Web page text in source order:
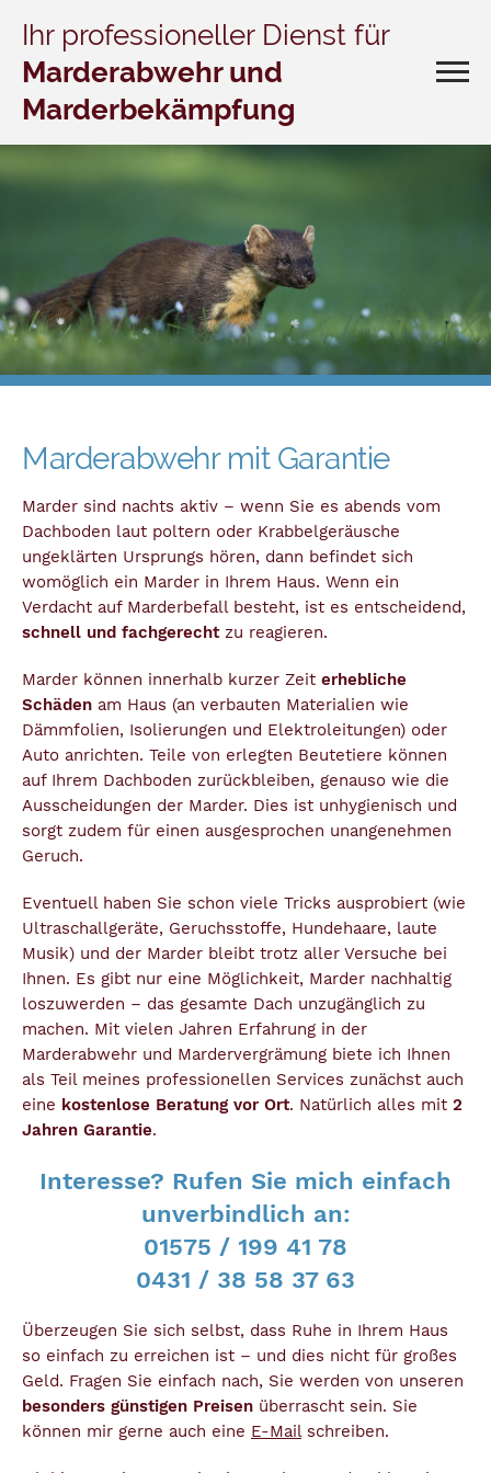
Ihr professioneller Dienst für
Marderabwehr und
Marderbekämpfung
Marderabwehr mit Garantie
Marder sind nachts aktiv – wenn Sie es abends vom
Dachboden laut poltern oder Krabbelgeräusche
ungeklärten Ursprungs hören, dann befindet sich
womöglich ein Marder in Ihrem Haus. Wenn ein
Verdacht auf Marderbefall besteht, ist es entscheidend,
schnell und fachgerechtzu reagieren.
Marder können innerhalb kurzer Zeit erhebliche
Schäden am Haus (an verbauten Materialien wie
Dämmfolien, Isolierungen und Elektroleitungen) oder
Auto anrichten. Teile von erlegten Beutetiere können
auf Ihrem Dachboden zurückbleiben, genauso wie die
Ausscheidungen der Marder. Dies ist unhygienisch und
sorgt zudem für einen ausgesprochen unangenehmen
Geruch.
Eventuell haben Sie schon viele Tricks ausprobiert (wie
Ultraschallgeräte, Geruchsstoffe, Hundehaare, laute
Musik) und der Marder bleibt trotz aller Versuche bei
Ihnen. Es gibt nur eine Möglichkeit, Marder nachhaltig
loszuwerden – das gesamte Dach unzugänglich zu
machen. Mit vielen Jahren Erfahrung in der
Marderabwehr und Mardervergrämung biete ich Ihnen
als Teil meines professionellen Services zunächst auch
eine kostenlose Beratung vor Ort. Natürlich alles mit 2
Jahren Garantie.
Interesse? Rufen Sie mich einfach
unverbindlich an:
01575 / 199 41 78
0431 / 38 58 37 63
Überzeugen Sie sich selbst, dass Ruhe in Ihrem Haus
so einfach zu erreichen ist – und dies nicht für großes
Geld. Fragen Sie einfach nach, Sie werden von unseren
besonders günstigen Preisen überrascht sein. Sie
können mir gerne auch eine E-Mail schreiben.